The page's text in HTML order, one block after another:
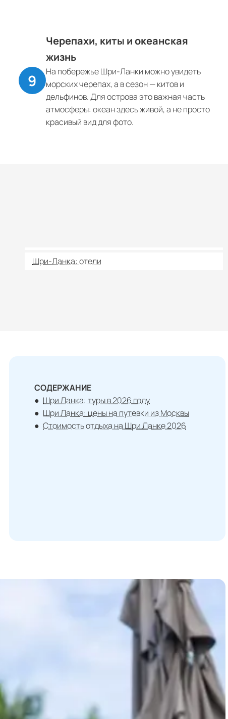
Черепахи, киты и океанская
жизнь
На побережье Шри-Ланки можно увидеть
морских черепах, а в сезон — китов и
дельфинов. Для острова это важная часть
атмосферы: океан здесь живой, а не просто
красивый вид для фото.
Шри-Ланка: отели
СОДЕРЖАНИЕ
Шри Ланка: туры в 2026 году
Шри Ланка: цены на путевки из Москвы
Стоимость отдыха на Шри Ланке 2026